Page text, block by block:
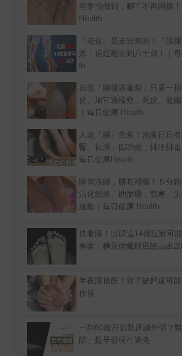
些事情做到，腳丫不再困擾
Health
「老化」是走出來的！「護
效，追趕跑跳到八十歲！｜
th
自救「腳後跟龜裂」只要一
皮」加它這樣敷，死皮、老
｜每日健康 Health
人老「腳」先衰！泡腳日日
腎、祛溼」四功效，排汗排
每日健康Health
睡前洗腳，勝吃補藥！５分
活化經絡、助循環，體寒、
退散｜每日健康 Health
快看腳！出現這14個症狀
專家：糖尿病截肢風險高出
半夜腳抽筋？除了缺鈣還可
作怪
一到60就只能臥床請外勞？
陷」提早發現可避免